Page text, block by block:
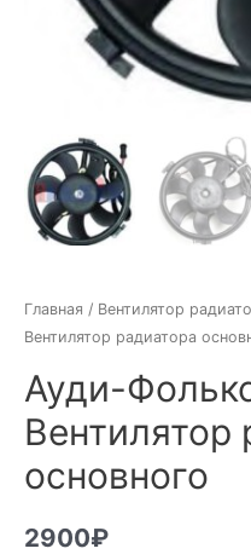
Главная / Вентилятор
Вентилятор радиатора
Ауди-
Вентилятор
основного
2900₽